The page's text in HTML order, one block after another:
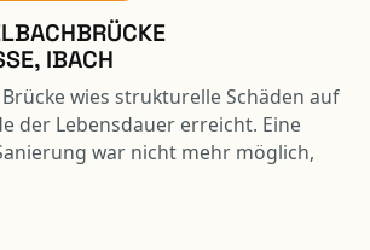
IBACH
wies strukturelle Schäden auf
der Lebensdauer erreicht. Eine
war nicht mehr möglich,
in Bezug auf den
und die Ökologie erhebliche